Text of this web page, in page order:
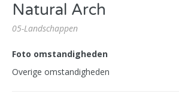
Natural Arch
05-Landschappen
Foto omstandigheden
Overige omstandigheden